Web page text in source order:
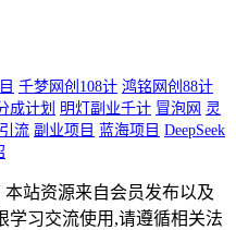
千梦网创108计 鸿铭网创88计
成计划 明灯副业千计 冒泡网 灵
流 副业项目 蓝海项目 DeepSeek
本站资源来自会员发布以及
学习交流使用,请遵循相关法